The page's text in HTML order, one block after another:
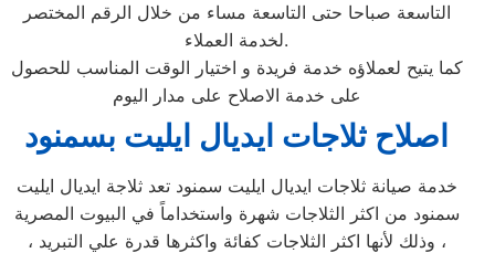
التاسعة صباحا حتى التاسعة مساء من خلال الرقم المختصر
لخدمة العملاء.
كما يتيح لعملاؤه خدمة فريدة و اختيار الوقت المناسب للحصول
على خدمة الاصلاح على مدار اليوم
اصلاح ثلاجات ايديال ايليت بسمنود
خدمة صيانة ثلاجات ايديال ايليت سمنود تعد ثلاجة ايديال ايليت
سمنود من اكثر الثلاجات شهرة واستخداماً في البيوت المصرية
، وذلك لأنها اكثر الثلاجات كفائة واكثرها قدرة علي التبريد ،